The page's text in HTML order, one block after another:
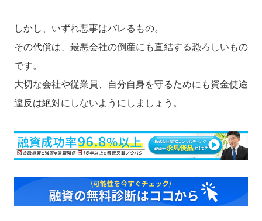
しかし、いずれ悪事はバレるもの。
その代償は、最悪会社の倒産にも直結する恐ろしいもの
です。
大切な会社や従業員、自分自身を守るためにも資金使途
違反は絶対にしないようにしましょう。